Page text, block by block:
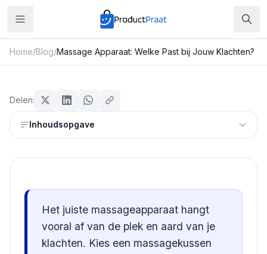
Home/Blog/Massage Apparaat: Welke Past bij Jouw Klachten?
Massage Apparaat: Welke Past bij
Jouw Klachten?
Redactie ProductPraat
Delen:
Inhoudsopgave
Het juiste massageapparaat hangt
vooral af van de plek en aard van je
klachten. Kies een massagekussen